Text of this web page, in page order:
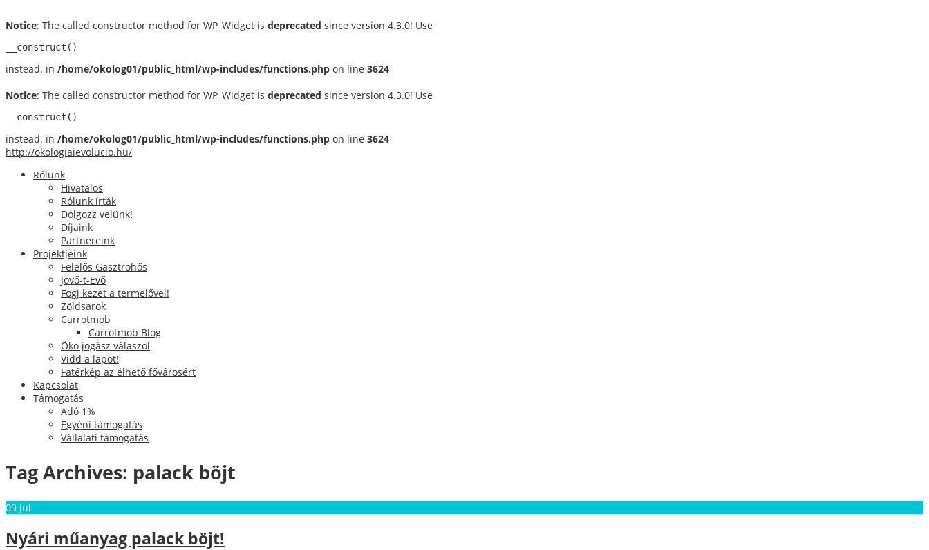
Notice: The called constructor method for WP_Widget is deprecated since version 4.3.0! Use
__construct()
instead. in /home/okolog01/public_html/wp-includes/functions.php on line 3624
Notice: The called constructor method for WP_Widget is deprecated since version 4.3.0! Use
__construct()
instead. in /home/okolog01/public_html/wp-includes/functions.php on line 3624
http://okologiaievolucio.hu/
Rólunk
Hivatalos
Rólunk írták
Dolgozz velünk!
Díjaink
Partnereink
Projektjeink
Felelős Gasztrohős
Jövő-t-Evő
Fogj kezet a termelővel!
Zöldsarok
Carrotmob
Carrotmob Blog
Öko jogász válaszol
Vidd a lapot!
Fatérkép az élhető fővárosért
Kapcsolat
Támogatás
Adó 1%
Egyéni támogatás
Vállalati támogatás
Tag Archives: palack böjt
09 Jul
Nyári műanyag palack böjt!